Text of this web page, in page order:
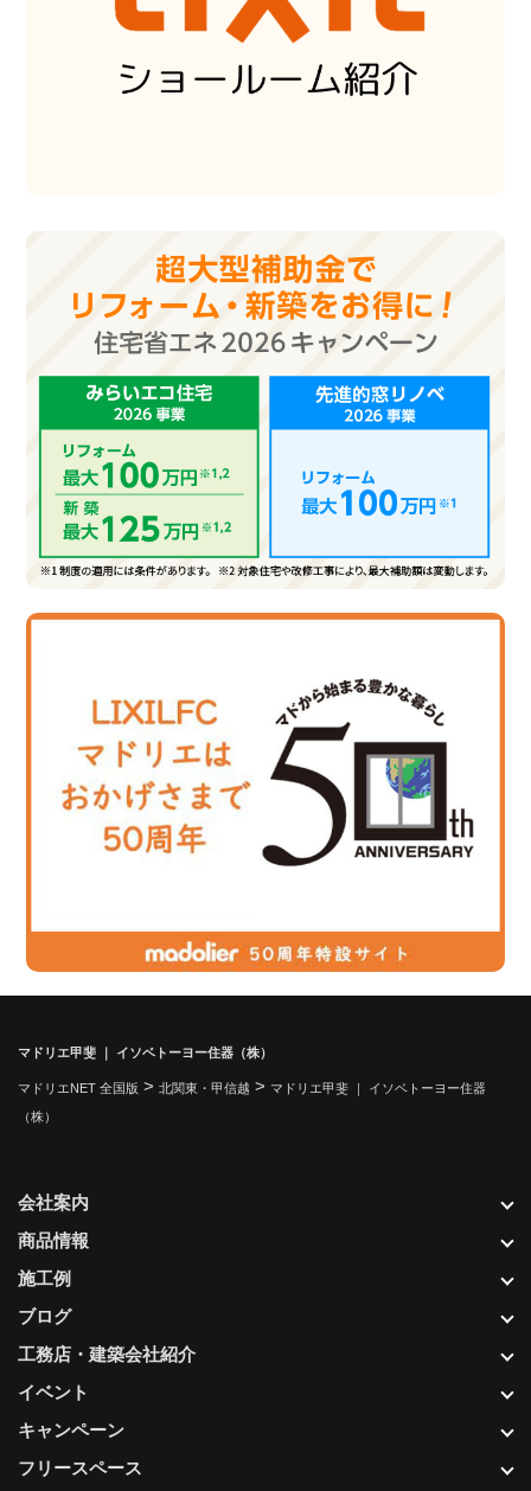
マドリエ甲斐 ｜ イソベトーヨー住器（株）
マドリエNET 全国版 > 北関東・甲信越 > マドリエ甲斐 ｜ イソベトーヨー住器
（株）
会社案内
商品情報
施工例
ブログ
工務店・建築会社紹介
イベント
キャンペーン
フリースペース